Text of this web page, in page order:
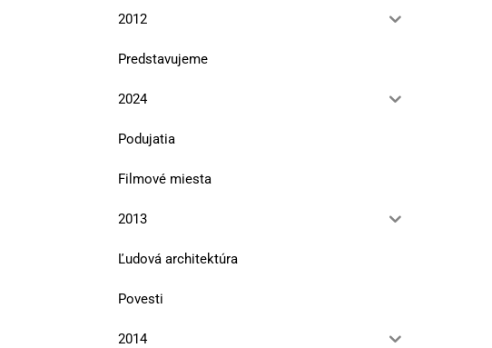
2012
Predstavujeme
2024
Podujatia
Filmové miesta
2013
Ľudová architektúra
Povesti
2014